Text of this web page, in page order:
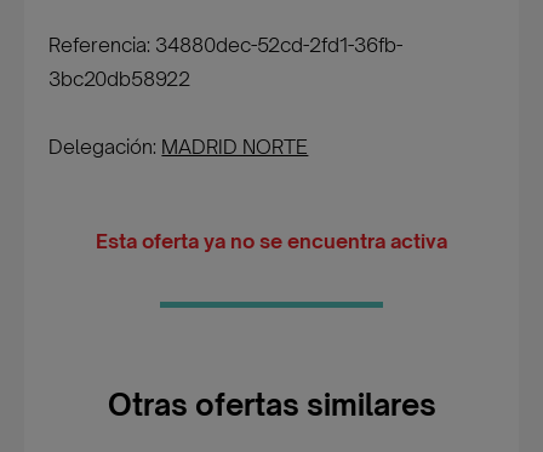
Referencia: 34880dec-52cd-2fd1-36fb-
3bc20db58922
Delegación: MADRID NORTE
Esta oferta ya no se encuentra activa
Otras ofertas similares